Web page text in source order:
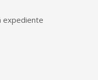
expediente